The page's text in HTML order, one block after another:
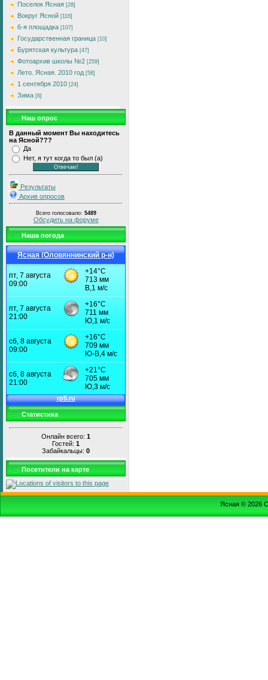
Поселок Ясная [28]
Вокруг Ясной [116]
6-я площадка [107]
Государственная граница [10]
Бурятская культура [47]
Фотоархив школы №2 [259]
Лето. Ясная. 2010 год [58]
1 сентября 2010 [24]
Зима [6]
Наш опрос
В данный момент Вы находитесь
на Ясной???
Да
Нет, я тут когда то был (а)
Результаты
Архив опросов
Всего голосовало: 5489
Обсудить на форуме
Наша погода
Ясная (Оловяннинский р-н)
Статистика
Онлайн всего: 1
Гостей: 1
Забайкальцы: 0
Посетители на карте
Ясная © 2026